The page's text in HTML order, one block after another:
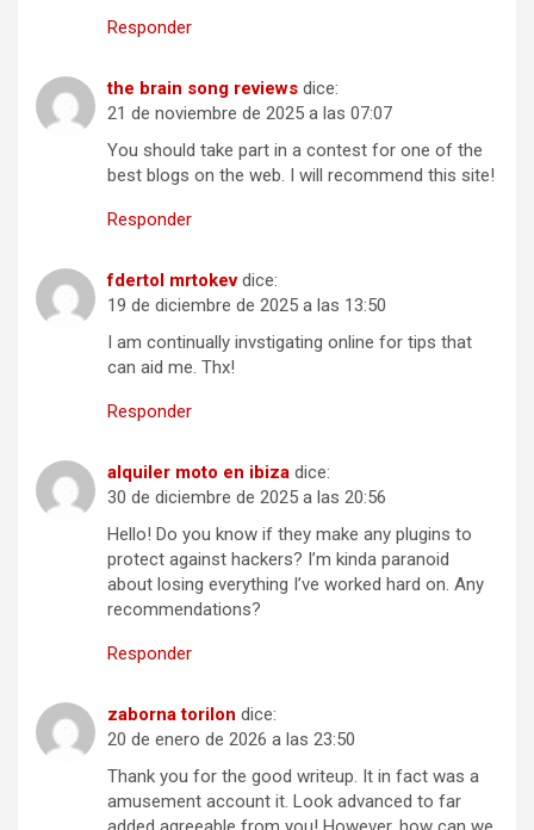
Responder
the brain song reviews dice:
21 de noviembre de 2025 a las 07:07
You should take part in a contest for one of the
best blogs on the web. I will recommend this site!
Responder
fdertol mrtokev dice:
19 de diciembre de 2025 a las 13:50
I am continually invstigating online for tips that
can aid me. Thx!
Responder
alquiler moto en ibiza dice:
30 de diciembre de 2025 a las 20:56
Hello! Do you know if they make any plugins to
protect against hackers? I’m kinda paranoid
about losing everything I’ve worked hard on. Any
recommendations?
Responder
zaborna torilon dice:
20 de enero de 2026 a las 23:50
Thank you for the good writeup. It in fact was a
amusement account it. Look advanced to far